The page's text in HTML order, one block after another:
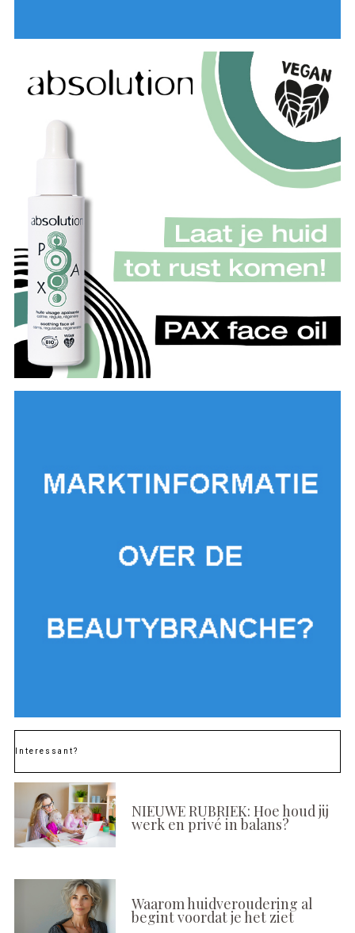
Interessant?
NIEUWE RUBRIEK: Hoe houd jij
werk en privé in balans?
Waarom huidveroudering al
begint voordat je het ziet